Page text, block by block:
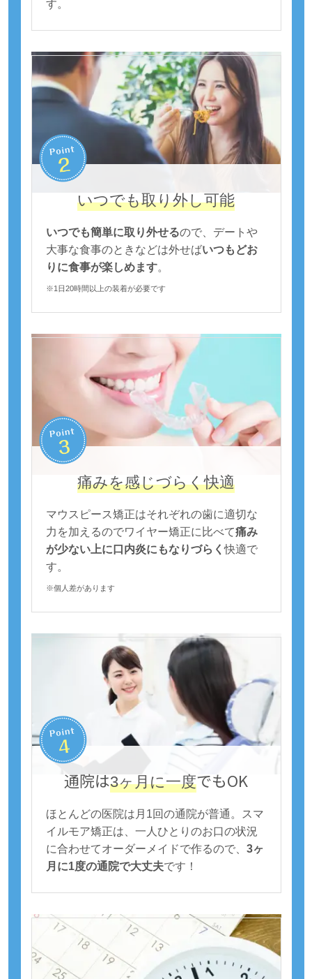
す。
いつでも取り外し可能
いつでも簡単に取り外せるので、デートや
大事な食事のときなどは外せばいつもどお
りに食事が楽しめます。
※1日20時間以上の装着が必要です
痛みを感じづらく快適
マウスピース矯正はそれぞれの歯に適切な
力を加えるのでワイヤー矯正に比べて痛み
が少ない上に口内炎にもなりづらく快適で
す。
※個人差があります
通院は3ヶ月に一度でもOK
ほとんどの医院は月1回の通院が普通。スマ
イルモア矯正は、一人ひとりのお口の状況
に合わせてオーダーメイドで作るので、 3ヶ
月に1度の通院で大丈夫です！